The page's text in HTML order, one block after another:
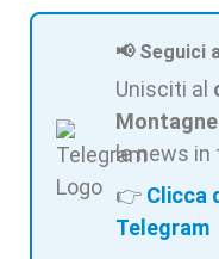
📢 Seguici
Unisciti al
le news in
👉 Clicca
Telegram